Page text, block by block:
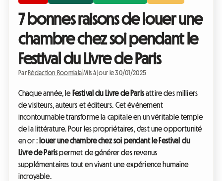
7 bonnes raisons de louer une
chambre chez soi pendant le
Festival du Livre de Paris
Par Rédaction Roomlala |Mis à jour le 30/01/2025
Chaque année, le Festival du Livre de Parisattire des milliers
de visiteurs, auteurs et éditeurs. Cet événement
incontournable transforme la capitale en un véritable temple
de la littérature. Pour les propriétaires, c'est une opportunité
en or : louer une chambre chez soi pendant le Festival du
Livre de Parispermet de générer des revenus
supplémentaires tout en vivant une expérience humaine
incroyable.